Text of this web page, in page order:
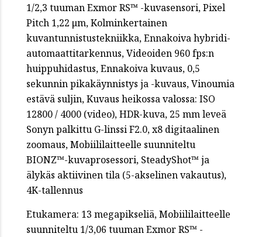
1/2,3 tuuman Exmor RS™ -kuvasensori, Pixel
Pitch 1,22 μm, Kolminkertainen
kuvantunnistustekniikka, Ennakoiva hybridi-
automaattitarkennus, Videoiden 960 fps:n
huippuhidastus, Ennakoiva kuvaus, 0,5
sekunnin pikakäynnistys ja -kuvaus, Vinoumia
estävä suljin, Kuvaus heikossa valossa: ISO
12800 / 4000 (video), HDR-kuva, 25 mm leveä
Sonyn palkittu G-linssi F2.0, x8 digitaalinen
zoomaus, Mobiililaitteelle suunniteltu
BIONZ™-kuvaprosessori, SteadyShot™ ja
älykäs aktiivinen tila (5-akselinen vakautus),
4K-tallennus
Etukamera: 13 megapikseliä, Mobiililaitteelle
suunniteltu 1/3,06 tuuman Exmor RS™ -